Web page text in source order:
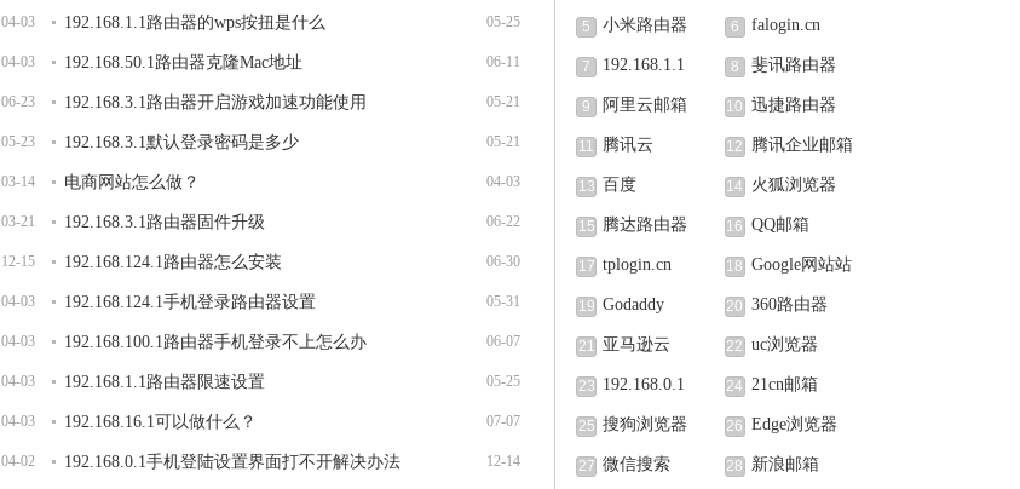
04-03 05-25
192.168.1.1路由器的wps按扭是什么
04-03 06-11
192.168.50.1路由器克隆Mac地址
06-23 05-21
192.168.3.1路由器开启游戏加速功能使用
05-23 05-21
192.168.3.1默认登录密码是多少
03-14 04-03
电商网站怎么做？
03-21 06-22
192.168.3.1路由器固件升级
12-15 06-30
192.168.124.1路由器怎么安装
04-03 05-31
192.168.124.1手机登录路由器设置
04-03 06-07
192.168.100.1路由器手机登录不上怎么办
04-03 05-25
192.168.1.1路由器限速设置
04-03 07-07
192.168.16.1可以做什么？
04-02 12-14
192.168.0.1手机登陆设置界面打不开解决办法
5 小米路由器 6 falogin.cn
7 192.168.1.1 8 斐讯路由器
9 阿里云邮箱 10 迅捷路由器
11 腾讯云 12 腾讯企业邮箱
13 百度 14 火狐浏览器
15 腾达路由器 16 QQ邮箱
17 tplogin.cn 18 Google网站站
长中心
19 Godaddy 20 360路由器
21 亚马逊云 22 uc浏览器
23 192.168.0.1 24 21cn邮箱
25 搜狗浏览器 26 Edge浏览器
27 微信搜索 28 新浪邮箱